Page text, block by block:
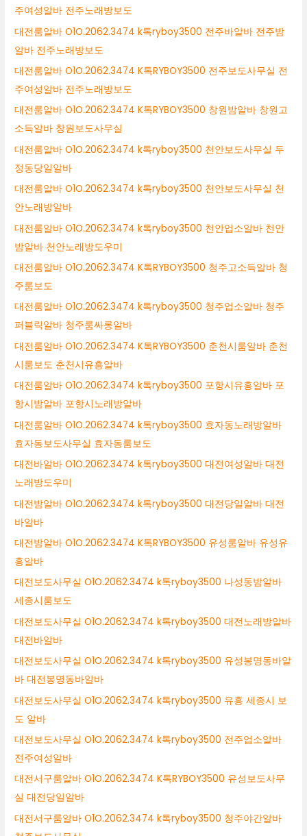
주여성알바 전주노래방보도
대전룸알바 O1O.2062.3474 k톡ryboy3500 전주바알바 전주밤
알바 전주노래방보도
대전룸알바 O1O.2062.3474 K톡RYBOY3500 전주보도사무실 전
주여성알바 전주노래방보도
대전룸알바 O1O.2062.3474 K톡RYBOY3500 창원밤알바 창원고
소득알바 창원보도사무실
대전룸알바 O1O.2062.3474 k톡ryboy3500 천안보도사무실 두
정동당일알바
대전룸알바 O1O.2062.3474 k톡ryboy3500 천안보도사무실 천
안노래방알바
대전룸알바 O1O.2062.3474 k톡ryboy3500 천안업소알바 천안
밤알바 천안노래방도우미
대전룸알바 O1O.2062.3474 K톡RYBOY3500 청주고소득알바 청
주룸보도
대전룸알바 O1O.2062.3474 k톡ryboy3500 청주업소알바 청주
퍼블릭알바 청주룸싸롱알바
대전룸알바 O1O.2062.3474 K톡RYBOY3500 춘천시룸알바 춘천
시룸보도 춘천시유흥알바
대전룸알바 O1O.2062.3474 k톡ryboy3500 포항시유흥알바 포
항시밤알바 포항시노래방알바
대전룸알바 O1O.2062.3474 k톡ryboy3500 효자동노래방알바
효자동보도사무실 효자동룸보도
대전바알바 O1O.2062.3474 k톡ryboy3500 대전여성알바 대전
노래방도우미
대전밤알바 O1O.2062.3474 k톡ryboy3500 대전당일알바 대전
바알바
대전밤알바 O1O.2062.3474 K톡RYBOY3500 유성룸알바 유성유
흥알바
대전보도사무실 O1O.2062.3474 k톡ryboy3500 나성동밤알바
세종시룸보도
대전보도사무실 O1O.2062.3474 k톡ryboy3500 대전노래방알바
대전바알바
대전보도사무실 O1O.2062.3474 k톡ryboy3500 유성봉명동바알
바 대전봉명동바알바
대전보도사무실 O1O.2062.3474 k톡ryboy3500 유흥 세종시 보
도 알바
대전보도사무실 O1O.2062.3474 k톡ryboy3500 전주업소알바
전주여성알바
대전서구룸알바 O1O.2062.3474 K톡RYBOY3500 유성보도사무
실 대전당일알바
대전서구룸알바 O1O.2062.3474 k톡ryboy3500 청주야간알바